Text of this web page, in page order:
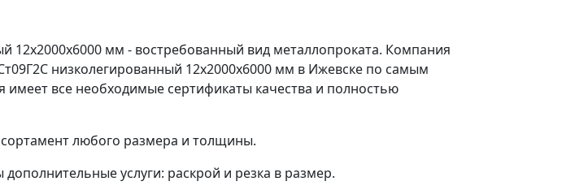
12x2000x6000 мм - востребованный вид металлопроката. Компания
низколегированный 12x2000x6000 мм в Ижевске по самым
все необходимые сертификаты качества и полностью
любого размера и толщины.
услуги: раскрой и резка в размер.